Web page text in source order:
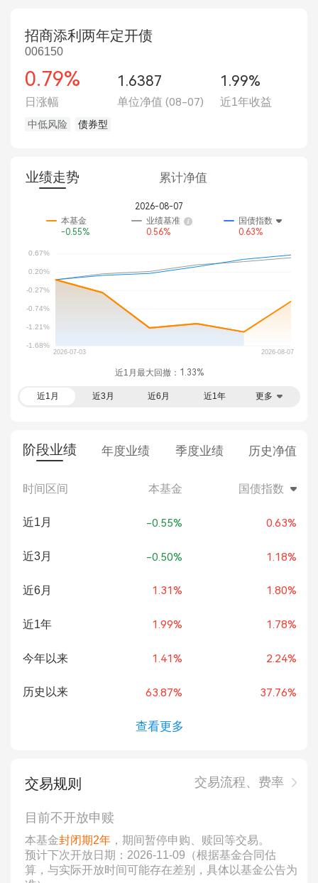
招商添利两年定开债
006150
0.79% 1.6387 1.99%
日涨幅 单位净值 (08-07) 近1年收益
中低风险 债券型
业绩走势 累计净值
2026-08-07
本基金
-0.55%
业绩基准
0.56%
国债指数
0.63%
近1月最大回撤： 1.33%
近1月 近3月 近6月 近1年 更多
阶段业绩 年度业绩 季度业绩 历史净值
时间区间 本基金 国债指数
近1月 -0.55% 0.63%
近3月 -0.50% 1.18%
近6月 1.31% 1.80%
近1年 1.99% 1.78%
今年以来 1.41% 2.24%
历史以来 63.87% 37.76%
查看更多
交易规则 交易流程、费率
目前不开放申赎
本基金封闭期2年 ，期间暂停申购、赎回等交易。
预计下次开放日期：2026-11-09（根据基金合同估
算，与实际开放时间可能存在差别，具体以基金公告为